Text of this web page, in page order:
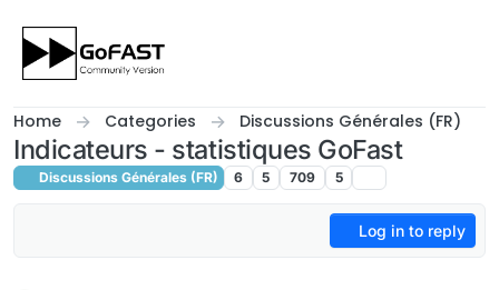
Home Categories Discussions Générales (FR)
Indicateurs - statistiques GoFast
Discussions Générales (FR) 6 5 709 5
Log in to reply